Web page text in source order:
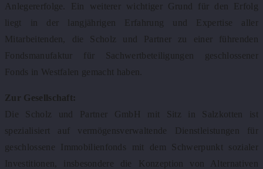
Anlegererfolge. Ein weiterer wichtiger Grund für den Erfolg
liegt in der langjährigen Erfahrung und Expertise aller
Mitarbeitenden, die Scholz und Partner zu einer führenden
Fondsmanufaktur für Sachwertbeteiligungen geschlossener
Fonds in Westfalen gemacht haben.
Zur Gesellschaft:
Die Scholz und Partner GmbH mit Sitz in Salzkotten ist
spezialisiert auf vermögensverwaltende Dienstleistungen für
geschlossene Immobilienfonds mit dem Schwerpunkt sozialer
Investitionen, insbesondere die Konzeption von Alternativen